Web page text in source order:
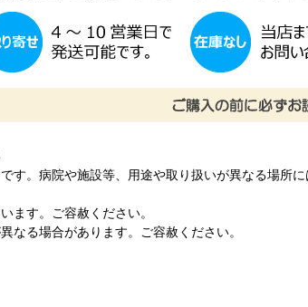
す。病院や施設等、用途や取り扱いが異なる場所に
ます。ご容赦ください。
なる場合があります。ご容赦ください。